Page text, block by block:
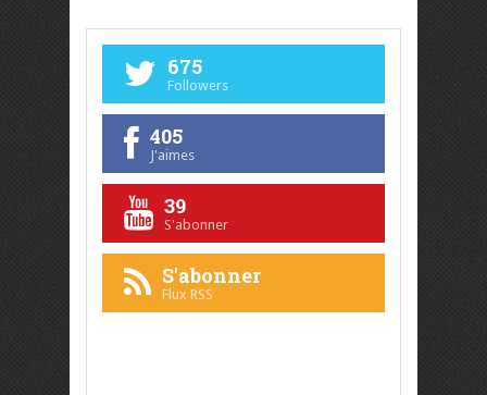
675
Followers
405
J'aimes
39
S'abonner
S'abonner
Flux RSS